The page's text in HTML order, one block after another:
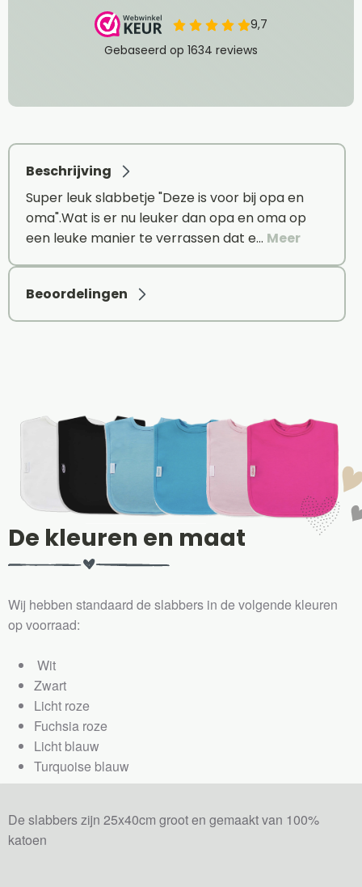
Beschrijving
Super leuk slabbetje "Deze is voor bij opa en
oma".Wat is er nu leuker dan opa en oma op
een leuke manier te verrassen dat e… Meer
Beoordelingen
De kleuren en maat
Wij hebben standaard de slabbers in de volgende kleuren
op voorraad:
Wit
Zwart
Licht roze
Fuchsia roze
Licht blauw
Turquoise blauw
De slabbers zijn 25x40cm groot en gemaakt van 100%
katoen